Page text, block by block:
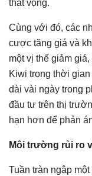
thất vọng.
Cùng với đó, các
cược tăng giá và
một vị thế giảm
Kiwi trong thời
dài vài ngày trong
đầu tư trên thị
hạn hơn để phản
Môi trường rủi ro
Tuần tràn ngập